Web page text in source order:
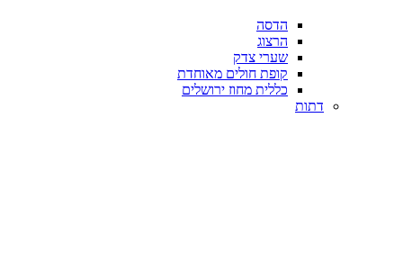
הדסה
הרצוג
שערי צדק
קופת חולים מאוחדת
כללית מחוז ירושלים
דתות